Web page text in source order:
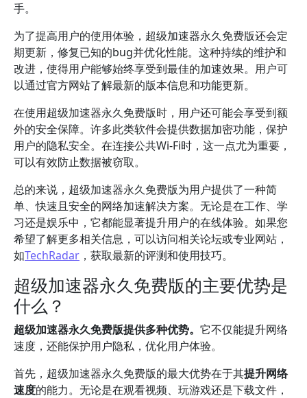
手。
为了提高用户的使用体验，超级加速器永久免费版还会定
期更新，修复已知的bug并优化性能。这种持续的维护和
改进，使得用户能够始终享受到最佳的加速效果。用户可
以通过官方网站了解最新的版本信息和功能更新。
在使用超级加速器永久免费版时，用户还可能会享受到额
外的安全保障。许多此类软件会提供数据加密功能，保护
用户的隐私安全。在连接公共Wi-Fi时，这一点尤为重要，
可以有效防止数据被窃取。
总的来说，超级加速器永久免费版为用户提供了一种简
单、快速且安全的网络加速解决方案。无论是在工作、学
习还是娱乐中，它都能显著提升用户的在线体验。如果您
希望了解更多相关信息，可以访问相关论坛或专业网站，
如TechRadar ，获取最新的评测和使用技巧。
超级加速器永久免费版的主要优势是
什么？
超级加速器永久免费版提供多种优势。 它不仅能提升网络
速度，还能保护用户隐私，优化用户体验。
首先，超级加速器永久免费版的最大优势在于其提升网络
速度的能力。无论是在观看视频、玩游戏还是下载文件，